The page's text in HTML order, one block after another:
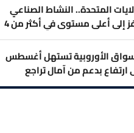
المتحدة.. النشاط الصناعي
يقفز إلى أعلى مستوى في أكثر من 4
الأوروبية تستهل أغسطس
ارتفاع بدعم من آمال تراجع
بين أميركا وإيران